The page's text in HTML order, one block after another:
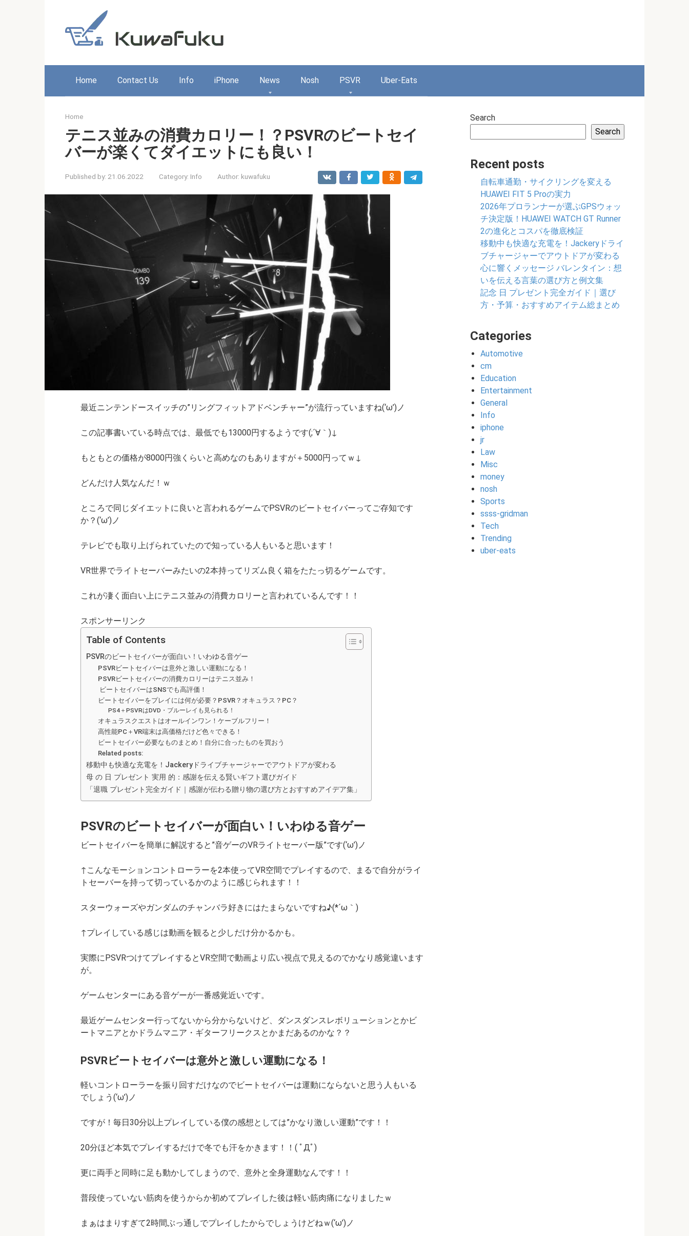
Home Contact Us Info iPhone News Nosh PSVR Uber-Eats
Home
テニス並みの消費カロリー！？PSVRのビートセイ
バーが楽くてダイエットにも良い！
Published by: 21.06.2022 Category: Info Author: kuwafuku
最近ニンテンドースイッチの”リングフィットアドベンチャー”が流行っていますね(‘ω’)ノ
この記事書いている時点では、最低でも13000円するようです(;´∀｀)↓
もともとの価格が8000円強くらいと高めなのもありますが＋5000円ってｗ↓
どんだけ人気なんだ！ｗ
ところで同じダイエットに良いと言われるゲームでPSVRのビートセイバーってご存知です
か？(‘ω’)ノ
テレビでも取り上げられていたので知っている人もいると思います！
VR世界でライトセーバーみたいの2本持ってリズム良く箱をたたっ切るゲームです。
これが凄く面白い上にテニス並みの消費カロリーと言われているんです！！
スポンサーリンク
Table of Contents
PSVRのビートセイバーが面白い！いわゆる音ゲー
PSVRビートセイバーは意外と激しい運動になる！
PSVRビートセイバーの消費カロリーはテニス並み！
ビートセイバーはSNSでも高評価！
ビートセイバーをプレイには何が必要？PSVR？オキュラス？PC？
PS4＋PSVRはDVD・ブルーレイも見られる！
オキュラスクエストはオールインワン！ケーブルフリー！
高性能PC＋VR端末は高価格だけど色々できる！
ビートセイバー必要なものまとめ！自分に合ったものを買おう
Related posts:
移動中も快適な充電を！Jackeryドライブチャージャーでアウトドアが変わる
母 の 日 プレゼント 実用 的：感謝を伝える賢いギフト選びガイド
「退職 プレゼント完全ガイド｜感謝が伝わる贈り物の選び方とおすすめアイデア集」
PSVRのビートセイバーが面白い！いわゆる音ゲー
ビートセイバーを簡単に解説すると”音ゲーのVRライトセーバー版”です(‘ω’)ノ
↑こんなモーションコントローラーを2本使ってVR空間でプレイするので、まるで自分がライ
トセーバーを持って切っているかのように感じられます！！
スターウォーズやガンダムのチャンバラ好きにはたまらないですね♪(*´ω｀)
↑プレイしている感じは動画を観ると少しだけ分かるかも。
実際にPSVRつけてプレイするとVR空間で動画より広い視点で見えるのでかなり感覚違います
が。
ゲームセンターにある音ゲーが一番感覚近いです。
最近ゲームセンター行ってないから分からないけど、ダンスダンスレボリューションとかビ
ートマニアとかドラムマニア・ギターフリークスとかまだあるのかな？？
PSVRビートセイバーは意外と激しい運動になる！
軽いコントローラーを振り回すだけなのでビートセイバーは運動にならないと思う人もいる
でしょう(‘ω’)ノ
ですが！毎日30分以上プレイしている僕の感想としては”かなり激しい運動”です！！
20分ほど本気でプレイするだけで冬でも汗をかきます！！( ﾟДﾟ)
更に両手と同時に足も動かしてしまうので、意外と全身運動なんです！！
普段使っていない筋肉を使うからか初めてプレイした後は軽い筋肉痛になりましたｗ
まぁはまりすぎて2時間ぶっ通しでプレイしたからでしょうけどねｗ(‘ω’)ノ
Search
Search
Recent posts
自転車通勤・サイクリングを変える
HUAWEI FIT 5 Proの実力
2026年プロランナーが選ぶGPSウォッ
チ決定版！HUAWEI WATCH GT Runner
2の進化とコスパを徹底検証
移動中も快適な充電を！Jackeryドライ
ブチャージャーでアウトドアが変わる
心に響くメッセージ バレンタイン：想
いを伝える言葉の選び方と例文集
記念 日 プレゼント完全ガイド｜選び
方・予算・おすすめアイテム総まとめ
Categories
Automotive
cm
Education
Entertainment
General
Info
iphone
jr
Law
Misc
money
nosh
Sports
ssss-gridman
Tech
Trending
uber-eats